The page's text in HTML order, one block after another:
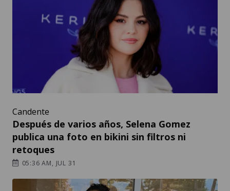
Candente
Después de varios años, Selena Gomez
publica una foto en bikini sin filtros ni
retoques
05:36 AM, JUL 31